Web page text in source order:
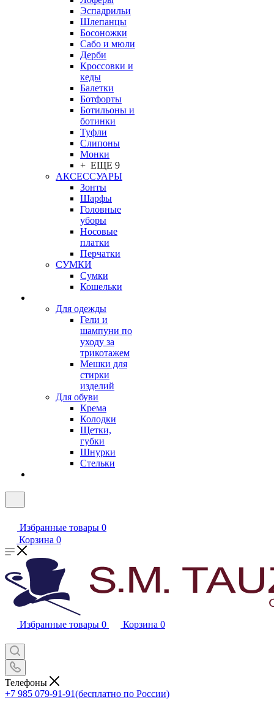
Эспадрильи
Шлепанцы
Босоножки
Сабо и мюли
Дерби
Кроссовки и
кеды
Балетки
Ботфорты
Ботильоны и
ботинки
Туфли
Слипоны
Монки
+ ЕЩЕ 9
АКСЕССУАРЫ
Зонты
Шарфы
Головные
уборы
Носовые
платки
Перчатки
СУМКИ
Сумки
Кошельки
Для одежды
Гели и
шампуни по
уходу за
трикотажем
Мешки для
стирки
изделий
Для обуви
Крема
Колодки
Щетки,
губки
Шнурки
Стельки
Избранные товары 0
Корзина 0
Избранные товары 0 Корзина 0
Телефоны
+7 985 079-91-91(бесплатно по России)